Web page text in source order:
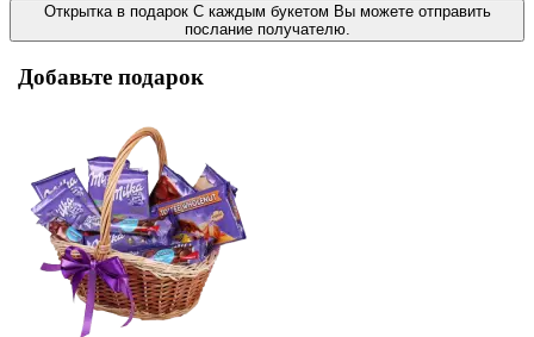
Открытка в подарок С каждым букетом Вы можете отправить
послание получателю.
Добавьте подарок